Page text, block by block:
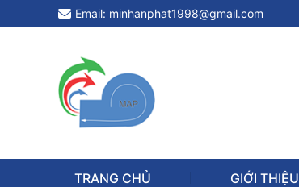
Email: minhanphat1998@gmail.com
TRANG CHỦ GIỚI THIỆU